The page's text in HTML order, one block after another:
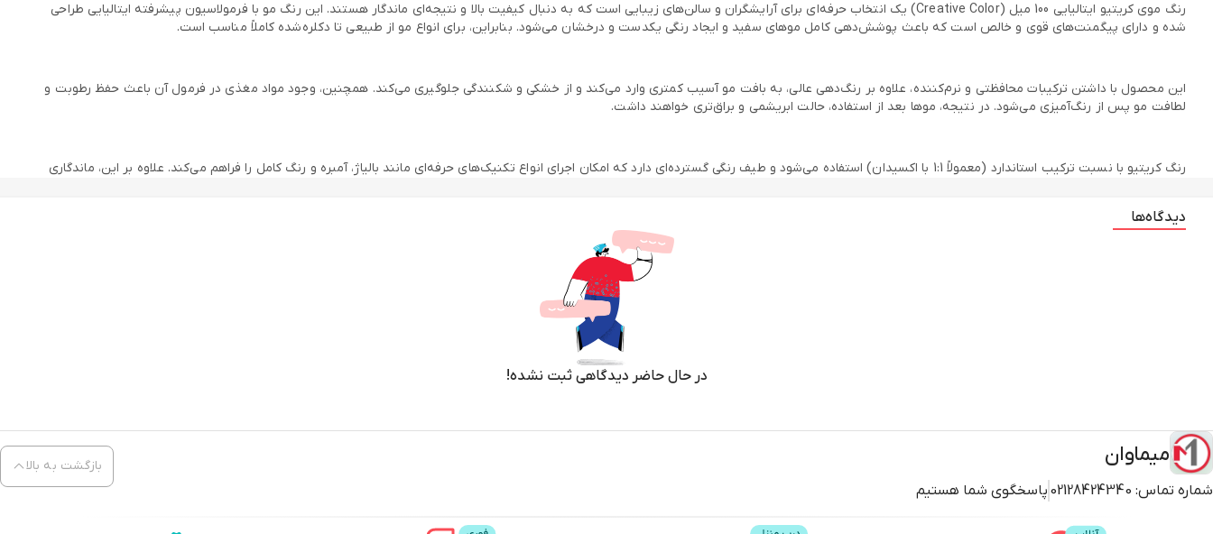
رنگ موی کریتیو ایتالیایی 100 میل (Creative Color) یک انتخاب حرفه‌ای برای آرایشگران و سالن‌های زیبایی است که به دنبال کیفیت بالا و نتیجه‌ای ماندگار هستند. این رنگ مو با فرمولاسیون پیشرفته ایتالیایی طراحی
شده و دارای پیگمنت‌های قوی و خالص است که باعث پوشش‌دهی کامل موهای سفید و ایجاد رنگی یکدست و درخشان می‌شود. بنابراین، برای انواع مو از طبیعی تا دکلره‌شده کاملاً مناسب است.
این محصول با داشتن ترکیبات محافظتی و نرم‌کننده، علاوه بر رنگ‌دهی عالی، به بافت مو آسیب کمتری وارد می‌کند و از خشکی و شکنندگی جلوگیری می‌کند. همچنین، وجود مواد مغذی در فرمول آن باعث حفظ رطوبت و
لطافت مو پس از رنگ‌آمیزی می‌شود. در نتیجه، موها بعد از استفاده، حالت ابریشمی و براق‌تری خواهند داشت.
رنگ کریتیو با نسبت ترکیب استاندارد (معمولاً 1:1 با اکسیدان) استفاده می‌شود و طیف رنگی گسترده‌ای دارد که امکان اجرای انواع تکنیک‌های حرفه‌ای مانند بالیاژ، آمبره و رنگ کامل را فراهم می‌کند. علاوه بر این، ماندگاری
دیدگاه‌ها
در حال حاضر دیدگاهی ثبت نشده!
میماوان
شماره تماس: 02128424340 پاسخگوی شما هستیم
بازگشت به بالا